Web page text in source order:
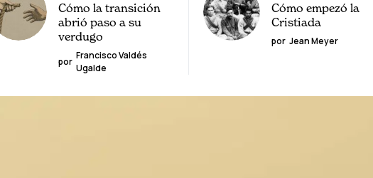
Cómo la transición
abrió paso a su
verdugo
por
Francisco Valdés
Ugalde
Cómo empezó la
Cristiada
por Jean Meyer